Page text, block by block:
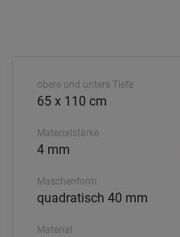
obere und untere Tiefe
65 x 110 cm
Materialstärke
4 mm
Maschenform
quadratisch 40 mm
Material